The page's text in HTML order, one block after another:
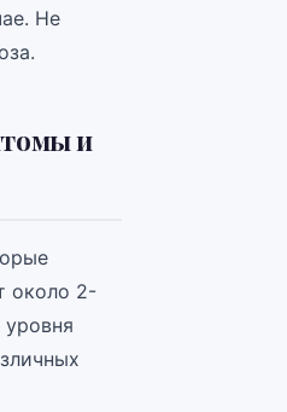
Не
и
около 2-